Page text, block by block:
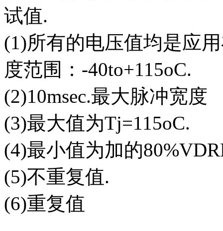
试值.
(1)所有的电压值均是应
度范围：-40to+115oC.
(2)10msec.最大脉冲宽度
(3)最大值为Tj=115oC.
(4)最小值为加的
(5)不重复值.
(6)重复值